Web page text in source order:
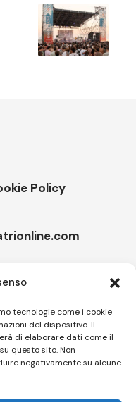
tecnologie come i cookie
del dispositivo. Il
di elaborare dati come il
questo sito. Non
negativamente su alcune
Policy